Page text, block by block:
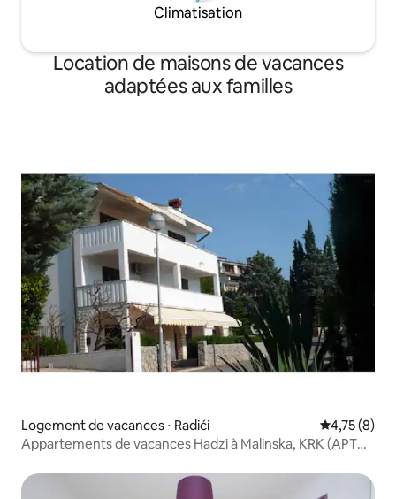
Climatisation
Location de maisons de vacances
adaptées aux familles
Logement de vacances ⋅ Radići Évaluation
4,75 (8)
Appartements de vacances Hadzi à Malinska, KRK (APT#